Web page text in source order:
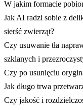
W jakim formacie
Jak AI radzi sobie z
sierść zwierząt?
Czy usuwanie tła
szklanych i
Czy po usunięciu
Jak długo trwa
Czy jakość i